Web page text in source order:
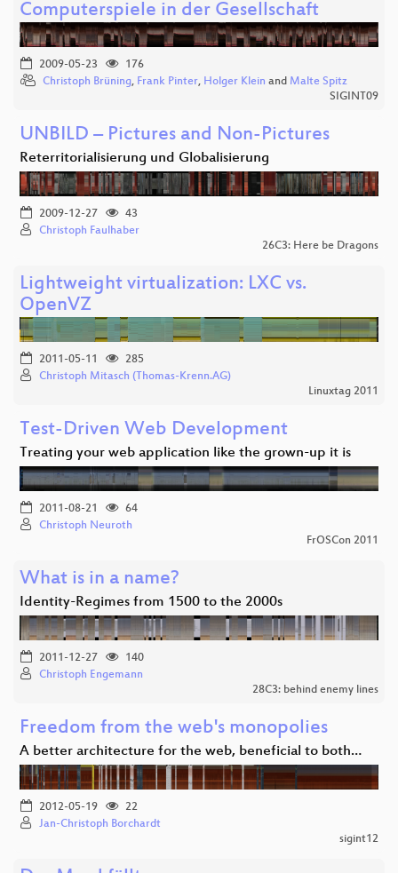
Computerspiele in der Gesellschaft
2009-05-23
176
Christoph Brüning, Frank Pinter, Holger Klein and Malte Spitz
SIGINT09
UNBILD – Pictures and Non-Pictures
Reterritorialisierung und Globalisierung
2009-12-27
43
Christoph Faulhaber
26C3: Here be Dragons
Lightweight virtualization: LXC vs.
OpenVZ
2011-05-11
285
Christoph Mitasch (Thomas-Krenn.AG)
Linuxtag 2011
Test-Driven Web Development
Treating your web application like the grown-up it is
2011-08-21
64
Christoph Neuroth
FrOSCon 2011
What is in a name?
Identity-Regimes from 1500 to the 2000s
2011-12-27
140
Christoph Engemann
28C3: behind enemy lines
Freedom from the web's monopolies
A better architecture for the web, beneficial to both…
2012-05-19
22
Jan-Christoph Borchardt
sigint12